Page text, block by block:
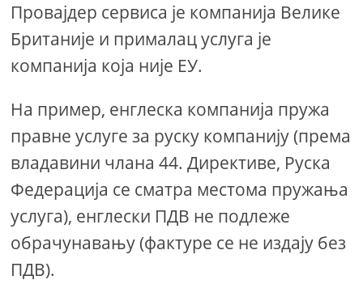
Провајдер сервиса је компанија Велике
Британије и прималац услуга је
компанија која није ЕУ.
На пример, енглеска компанија пружа
правне услуге за руску компанију (према
владавини члана 44. Директиве, Руска
Федерација се сматра местома пружања
услуга), енглески ПДВ не подлеже
обрачунавању (фактуре се не издају без
ПДВ).